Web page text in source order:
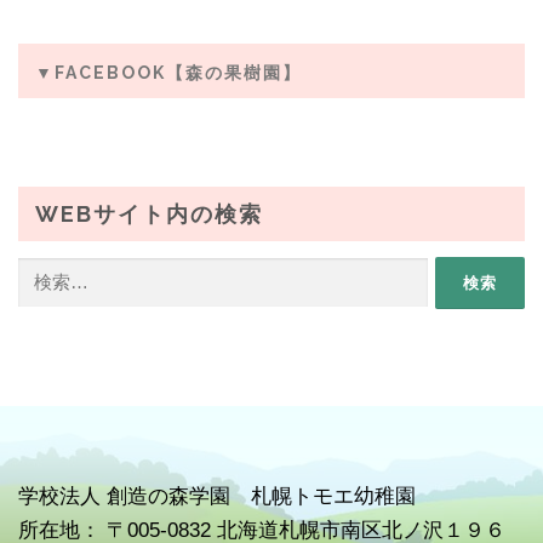
▼FACEBOOK【森の果樹園】
WEBサイト内の検索
学校法人 創造の森学園 札幌トモエ幼稚園
所在地： 〒005-0832 北海道札幌市南区北ノ沢１９６